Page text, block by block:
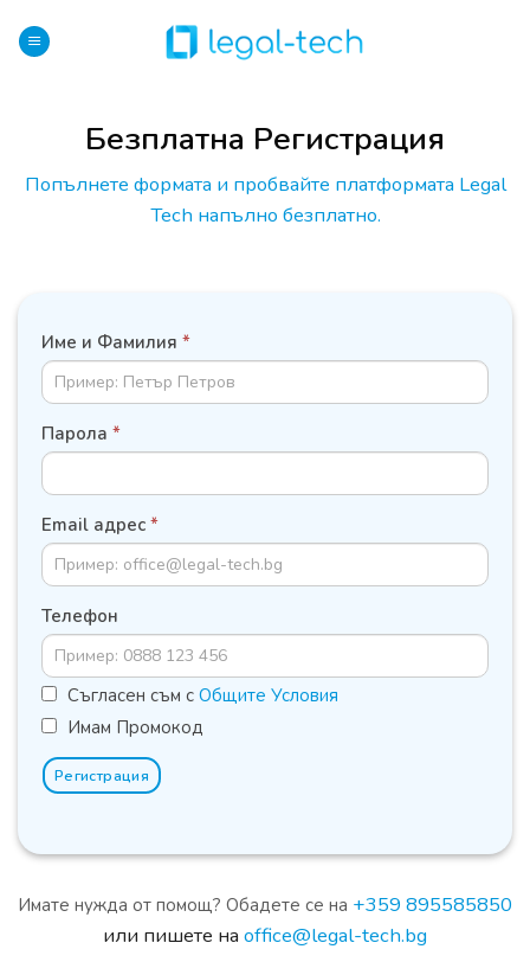
content
Безплатна Регистрация
Попълнете формата и пробвайте платформата Legal
Tech напълно безплатно.
НА
СЛУЖИТЕЛ
Име и Фамилия *
Парола *
Email адрес *
Телефон
Съгласен съм с Общите Условия
Имам Промокод
Регистрация
Имате нужда от помощ? Обадете се на +359 895585850
или пишете на office@legal-tech.bg